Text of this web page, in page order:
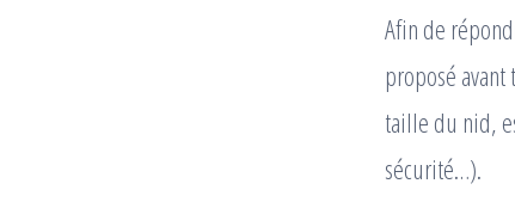
Afin de
proposé
taille du nid,
sécurité…).